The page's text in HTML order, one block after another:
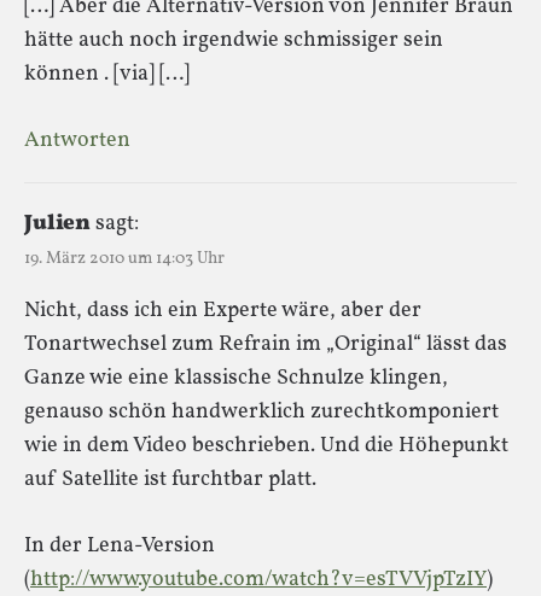
[…] Aber die Alternativ-Version von Jennifer Braun
hätte auch noch irgendwie schmissiger sein
können . [via] […]
Antworten
Juliensagt:
19. März 2010 um 14:03 Uhr
Nicht, dass ich ein Experte wäre, aber der
Tonartwechsel zum Refrain im „Original“ lässt das
Ganze wie eine klassische Schnulze klingen,
genauso schön handwerklich zurechtkomponiert
wie in dem Video beschrieben. Und die Höhepunkt
auf Satellite ist furchtbar platt.
In der Lena-Version
(http://www.youtube.com/watch?v=esTVVjpTzIY)